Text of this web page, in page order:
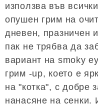
използва във
опушен грим на
дневен, празничен
пак не трябва да
вариант на smoky
грим -up, което е
на "котка", с добре
нанасяне на сенки.